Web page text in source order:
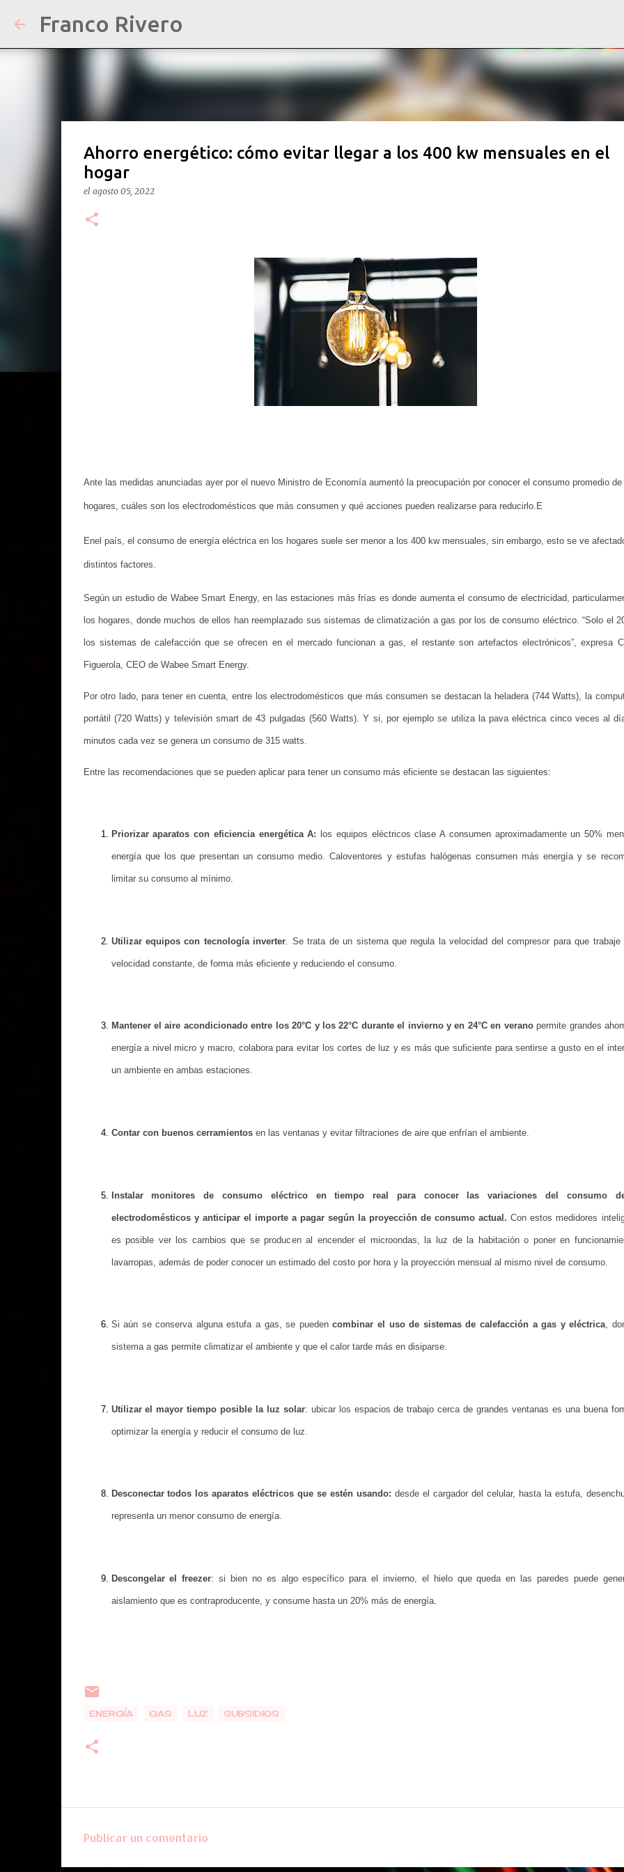
Franco Rivero
Ahorro energético: cómo evitar llegar a los 400 kw mensuales en el
hogar
el agosto 05, 2022
Ante las medidas anunciadas ayer por el nuevo Ministro de Economía aumentó la preocupación por conocer el consumo promedio de
hogares, cuáles son los electrodomésticos que más consumen y qué acciones pueden realizarse para reducirlo. E
Enel país, el consumo de energía eléctrica en los hogares suele ser menor a los 400 kw mensuales, sin embargo, esto se ve
distintos factores.
Según un estudio de Wabee Smart Energy, en las estaciones más frías es donde aumenta el consumo de electricidad,
los hogares, donde muchos de ellos han reemplazado sus sistemas de climatización a gas por los de consumo eléctrico. “Solo el
los sistemas de calefacción que se ofrecen en el mercado funcionan a gas, el restante son artefactos electrónicos”, expresa
Figuerola, CEO de Wabee Smart Energy.
Por otro lado, para tener en cuenta, entre los electrodomésticos que más consumen se destacan la heladera (744 Watts), la
portátil (720 Watts) y televisión smart de 43 pulgadas (560 Watts). Y si, por ejemplo se utiliza la pava eléctrica cinco veces al
minutos cada vez se genera un consumo de 315 watts.
Entre las recomendaciones que se pueden aplicar para tener un consumo más eficiente se destacan las siguientes:
Priorizar aparatos con eficiencia energética A: los equipos eléctricos clase A consumen aproximadamente un 50%
energía que los que presentan un consumo medio. Caloventores y estufas halógenas consumen más energía y se
limitar su consumo al mínimo.
Utilizar equipos con tecnología inverter . Se trata de un sistema que regula la velocidad del compresor para que trabaje
velocidad constante, de forma más eficiente y reduciendo el consumo.
Mantener el aire acondicionado entre los 20°C y los 22°C durante el invierno y en 24°C en veranopermite grandes
energía a nivel micro y macro, colabora para evitar los cortes de luz y es más que suficiente para sentirse a gusto en el
un ambiente en ambas estaciones.
Contar con buenos cerramientosen las ventanas y evitar filtraciones de aire que enfrían el ambiente.
Instalar monitores de consumo eléctrico en tiempo real para conocer las variaciones del consumo
electrodomésticos y anticipar el importe a pagar según la proyección de consumo actual.Con estos medidores
es posible ver los cambios que se producen al encender el microondas, la luz de la habitación o poner en
lavarropas, además de poder conocer un estimado del costo por hora y la proyección mensual al mismo nivel de consumo.
Si aún se conserva alguna estufa a gas, se puedencombinar el uso de sistemas de calefacción a gas y eléctrica,
sistema a gas permite climatizar el ambiente y que el calor tarde más en disiparse.
Utilizar el mayor tiempo posible la luz solar: ubicar los espacios de trabajo cerca de grandes ventanas es una buena
optimizar la energía y reducir el consumo de luz.
Desconectar todos los aparatos eléctricos que se estén usando: desde el cargador del celular, hasta la estufa,
representa un menor consumo de energía.
Descongelar el freezer: si bien no es algo específico para el invierno, el hielo que queda en las paredes puede
aislamiento que es contraproducente, y consume hasta un 20% más de energía.
ENERGÍA GAS LUZ SUBSIDIOS
Publicar un comentario